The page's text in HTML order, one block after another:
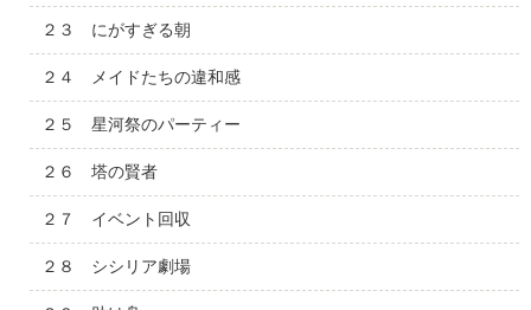
２３ にがすぎる朝
２４ メイドたちの違和感
２５ 星河祭のパーティー
２６ 塔の賢者
２７ イベント回収
２８ シシリア劇場